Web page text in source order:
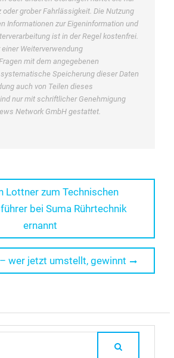
oder grober Fahrlässigkeit. Die Nutzung
Informationen zur Eigeninformation und
ist in der Regel kostenfrei.
Weiterverwendung
mit dem angegebenen
Speicherung dieser Daten
auch von Teilen dieses
nur mit schriftlicher Genehmigung
Network GmbH gestattet.
Lottner zum Technischen
bei Suma Rührtechnik
ernannt
wer jetzt umstellt, gewinnt